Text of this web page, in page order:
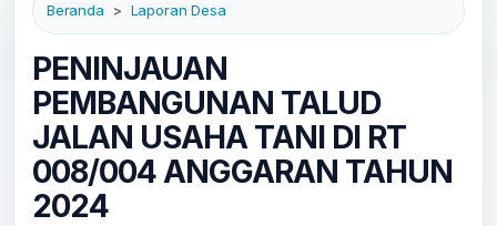
Beranda Laporan Desa
PENINJAUAN
PEMBANGUNAN TALUD
JALAN USAHA TANI DI RT
008/004 ANGGARAN TAHUN
2024